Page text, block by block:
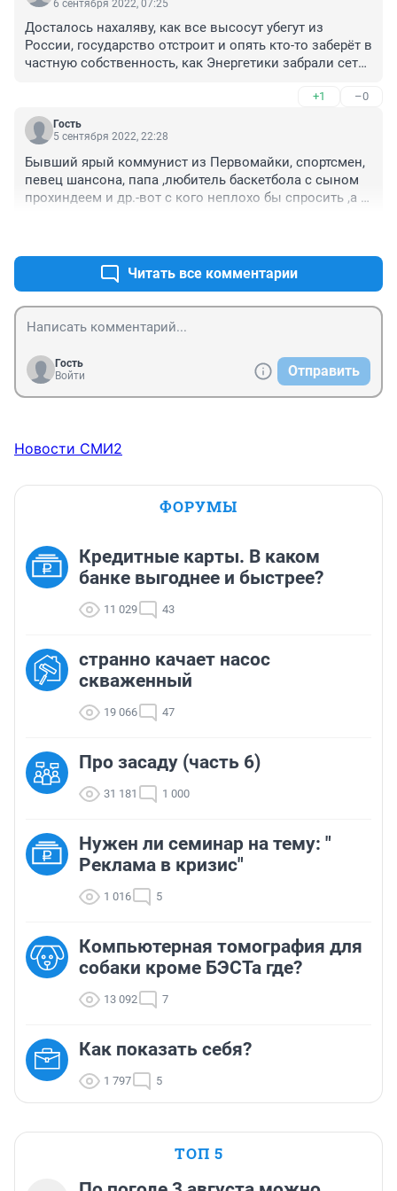
6 сентября 2022, 07:25
Досталось нахаляву, как все высосут убегут из
России, государство отстроит и опять кто-то заберёт в
частную собственность, как Энергетики забрали сети
+1 –0
Гость
5 сентября 2022, 22:28
Бывший ярый коммунист из Первомайки, спортсмен,
певец шансона, папа ,любитель баскетбола с сыном
прохиндеем и др.-вот с кого неплохо бы спросить ,а
миллионы советских рублей, вдруг стало на халяву
Читать все комментарии
Гость
Войти
Отправить
Новости СМИ2
ФОРУМЫ
Кредитные карты. В каком
банке выгоднее и быстрее?
11 029 43
странно качает насос
скваженный
19 066 47
Про засаду (часть 6)
31 181 1 000
Нужен ли семинар на тему: "
Реклама в кризис"
1 016 5
Компьютерная томография для
собаки кроме БЭСТа где?
13 092 7
Как показать себя?
1 797 5
ТОП 5